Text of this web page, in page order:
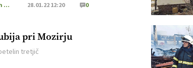
Iz naših krajev 28.01.22 12:20 0
pri Mozirju
tretjič